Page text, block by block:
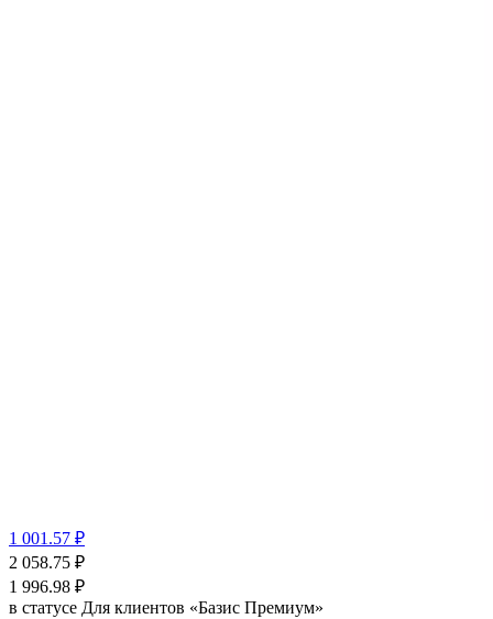
1 001.57 ₽
2 058.75 ₽
1 996.98 ₽
в статусе Для клиентов «Базис Премиум»